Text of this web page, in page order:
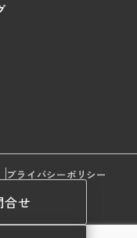
合せ
プライバシーポリシー